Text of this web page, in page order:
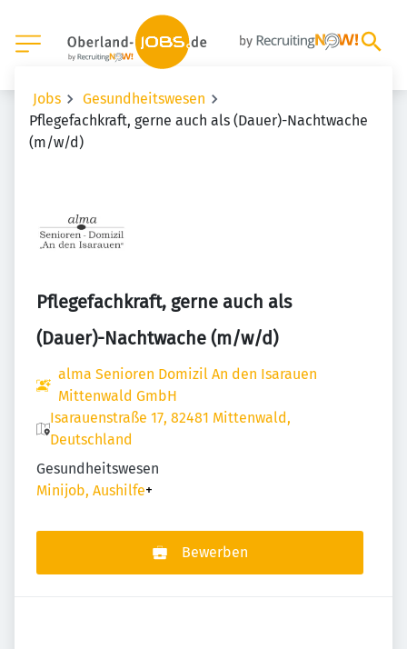
Jobs
Gesundheitswesen
Pflegefachkraft, gerne auch als (Dauer)-Nachtwache
(m/w/d)
Pflegefachkraft, gerne auch als
(Dauer)-Nachtwache (m/w/d)
alma Senioren Domizil An den Isarauen
Mittenwald GmbH
Isarauenstraße 17, 82481 Mittenwald,
Deutschland
Gesundheitswesen
Minijob, Aushilfe+
Bewerben